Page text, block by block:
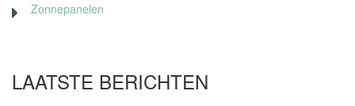
Zonnepanelen
LAATSTE BERICHTEN